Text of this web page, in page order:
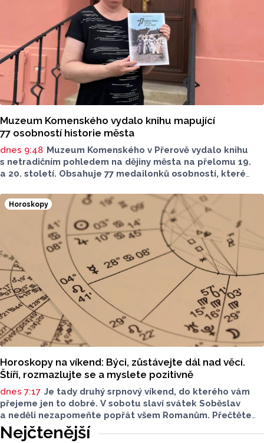
Muzeum Komenského vydalo knihu mapující
77 osobností historie města
dnes 9:48 Muzeum Komenského v Přerově vydalo knihu
s netradičním pohledem na dějiny města na přelomu 19.
a 20. století. Obsahuje 77 medailonků osobností, které
jsou doplněny dobovými snímky. Podle autorky publikace
Šárky Krákorové Pajůrkové tomu předcházelo 13 let
pátrání po jejich osudech. Kniha vychází u příležitosti
letošního 770. výročí povýšení Přerova na královské město,
sdělila ČTK mluvčí radnice Lenka Chalupová.
Horoskopy
Horoskopy na víkend: Býci, zůstávejte dál nad věcí.
Štíři, rozmazlujte se a myslete pozitivně
dnes 7:17 Je tady druhý srpnový víkend, do kterého vám
přejeme jen to dobré. V sobotu slaví svátek Soběslav
a neděli nezapomeňte popřát všem Romanům. Přečtěte
si svůj horoskop a mějte pěkný víkend.
Nejčtenější